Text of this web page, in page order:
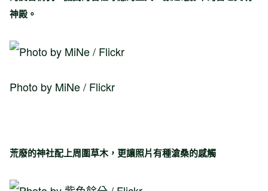
神殿。
Photo by MiNe / Flickr
荒廢的神社配上周圍草木，更讓照片有種滄桑的感觸